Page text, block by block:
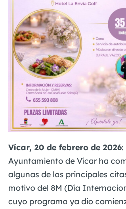
Vícar, 20 de febrero de 2026:
Ayuntamiento de Vícar ha
algunas de las principales
motivo del 8M (Día
cuyo programa ya dio